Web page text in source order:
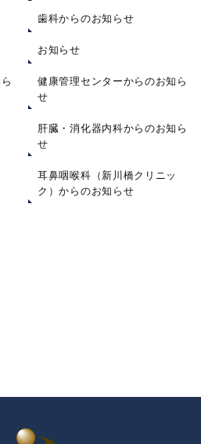
歯科からのお知らせ
お知らせ
健康管理センターからのお知ら
せ
肝臓・消化器内科からのお知ら
せ
耳鼻咽喉科（新川橋クリニッ
ク）からのお知らせ